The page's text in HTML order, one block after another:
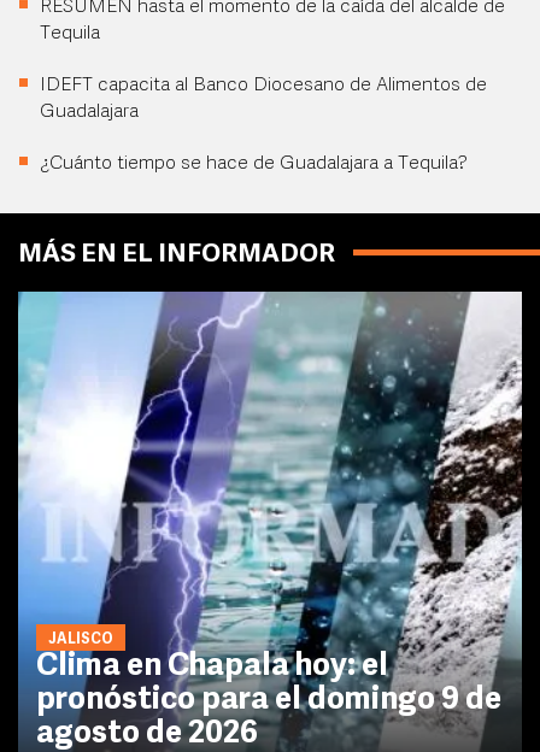
RESUMEN hasta el momento de la caída del alcalde de
Tequila
IDEFT capacita al Banco Diocesano de Alimentos de
Guadalajara
¿Cuánto tiempo se hace de Guadalajara a Tequila?
MÁS EN EL INFORMADOR
JALISCO
Clima en Chapala hoy: el
pronóstico para el domingo 9 de
agosto de 2026